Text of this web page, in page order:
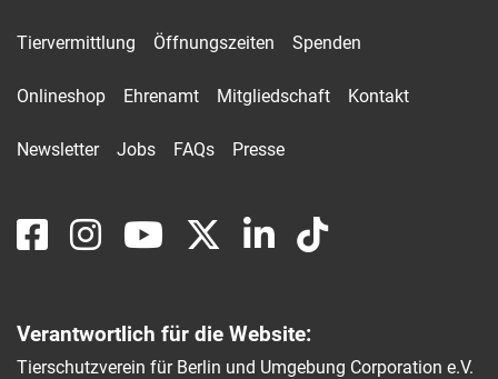
Tiervermittlung Öffnungszeiten Spenden
Onlineshop Ehrenamt Mitgliedschaft Kontakt
Newsletter Jobs FAQs Presse
Verantwortlich für die Website:
Tierschutzverein für Berlin und Umgebung Corporation e.V.